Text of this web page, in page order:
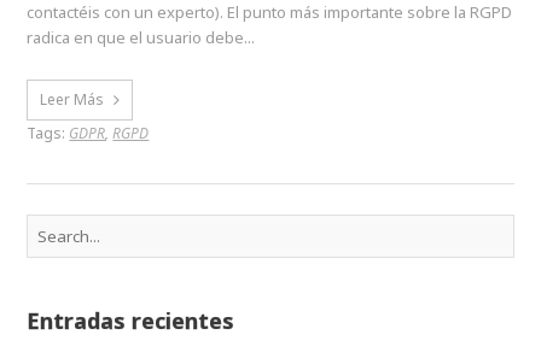
contactéis con un experto). El punto más importante sobre la RGPD
radica en que el usuario debe...
Leer Más
Tags: GDPR,RGPD
Entradas recientes